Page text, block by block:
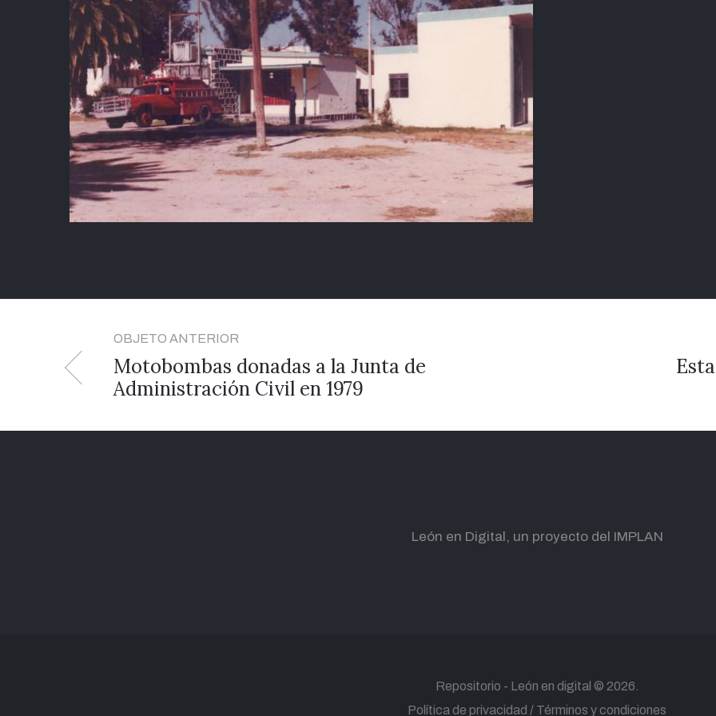
OBJETO ANTERIOR
Motobombas donadas a la Junta de
Administración Civil en 1979
León en Digital, un proyecto del IMPLAN
Repositorio - León en digital © 2026.
Política de privacidad
Términos y condiciones